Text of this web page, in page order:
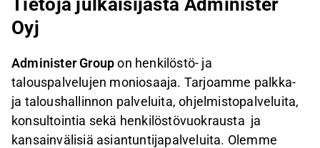
Tietoja julkaisijasta Administer
Oyj
Administer Groupon henkilöstö- ja
talouspalvelujen moniosaaja. Tarjoamme palkka-
ja taloushallinnon palveluita, ohjelmistopalveluita,
konsultointia sekä henkilöstövuokrausta ja
kansainvälisiä asiantuntijapalveluita. Olemme